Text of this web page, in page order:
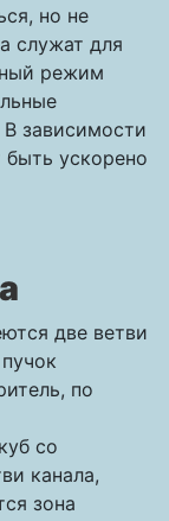
но не
служат для
режим
В зависимости
ускорено
две ветви
по
со
канала,
зона